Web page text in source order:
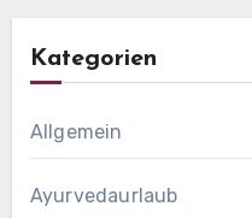
Kategorien
Allgemein
Ayurvedaurlaub